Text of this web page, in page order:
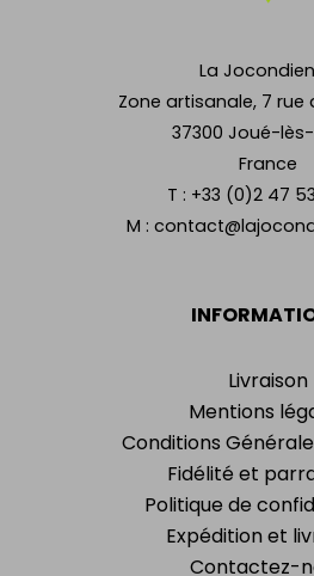
Livraison
Mentions
Conditions
Fidélité et
Politique de
Expédition et
Contactez-
La
Zone artisanale, 7 rue
37300 Joué-
France
T : +33 (0)2 47
M :